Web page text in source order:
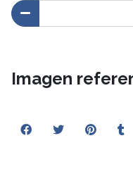
Imagen